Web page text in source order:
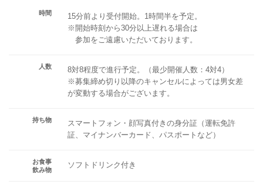
時間
15分前より受付開始。1時間半を予定。
※開始時刻から30分以上遅れる場合は
参加をご遠慮いただいております。
人数
8対8程度で進行予定。（最少開催人数：4対4）
※募集締め切り以降のキャンセルによっては男女差
が変動する場合がございます。
持ち物
スマートフォン・顔写真付きの身分証（運転免許
証、マイナンバーカード、パスポートなど）
お食事
飲み物
ソフトドリンク付き